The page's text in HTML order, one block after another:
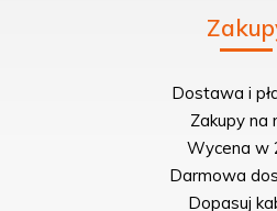
Dostawa i
Zakupy na
Wycena w
Darmowa
Dopasuj